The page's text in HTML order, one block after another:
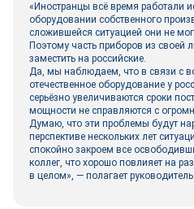
«Иностранцы всё время работали
оборудовании собственного
сложившейся ситуацией они не
Поэтому часть приборов из своей
заместить на российские.
Да, мы наблюдаем, что в связи с
отечественное оборудование у
серьёзно увеличиваются сроки
мощности не справляются с
Думаю, что эти проблемы будут
перспективе нескольких лет
спокойно закроем все
коллег, что хорошо повлияет на
в целом», — полагает